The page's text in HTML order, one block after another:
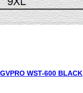
WST-600 BLACK